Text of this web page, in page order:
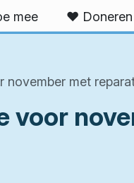
mee ❤ Doneren
november met
voor